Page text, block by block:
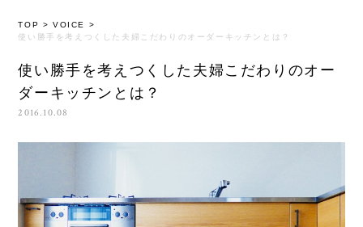
TOP >VOICE
>
使い勝手を考えつくした夫婦こだわりのオーダーキッチンとは？
使い勝手を考えつくした夫婦こだわりのオー
ダーキッチンとは？
2016.10.08